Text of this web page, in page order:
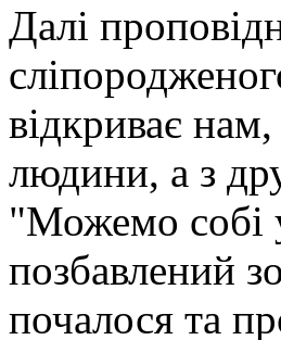
Далі
відкриває
людини, а з
"Можемо собі
позбавлений
почалося та